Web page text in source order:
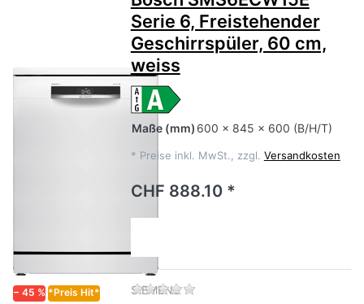
Serie 6, Freistehender
Geschirrspüler, 60 cm,
weiss
Maße (mm) 600 x 845 x 600 (B/H/T)
* Preise inkl. MwSt., zzgl. Versandkosten
CHF 888.10 *
− 45 % *Preis Hit* SIEMENS Zu diesem Produkt liegen